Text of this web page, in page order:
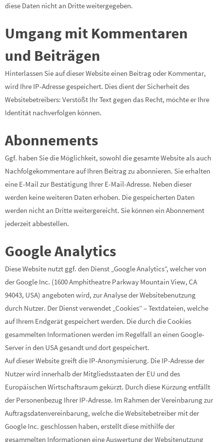
diese Daten nicht an Dritte weitergegeben.
Umgang mit Kommentaren
und Beiträgen
Hinterlassen Sie auf dieser Website einen Beitrag oder Kommentar,
wird Ihre IP-Adresse gespeichert. Dies dient der Sicherheit des
Websitebetreibers: Verstößt Ihr Text gegen das Recht, möchte er Ihre
Identität nachverfolgen können.
Abonnements
Ggf. haben Sie die Möglichkeit, sowohl die gesamte Website als auch
Nachfolgekommentare auf Ihren Beitrag zu abonnieren. Sie erhalten
eine E-Mail zur Bestätigung Ihrer E-Mail-Adresse. Neben dieser
werden keine weiteren Daten erhoben. Die gespeicherten Daten
werden nicht an Dritte weitergereicht. Sie können ein Abonnement
jederzeit abbestellen.
Google Analytics
Diese Website nutzt ggf. den Dienst „Google Analytics“, welcher von
der Google Inc. (1600 Amphitheatre Parkway Mountain View, CA
94043, USA) angeboten wird, zur Analyse der Websitebenutzung
durch Nutzer. Der Dienst verwendet „Cookies“ – Textdateien, welche
auf Ihrem Endgerät gespeichert werden. Die durch die Cookies
gesammelten Informationen werden im Regelfall an einen Google-
Server in den USA gesandt und dort gespeichert.
Auf dieser Website greift die IP-Anonymisierung. Die IP-Adresse der
Nutzer wird innerhalb der Mitgliedsstaaten der EU und des
Europäischen Wirtschaftsraum gekürzt. Durch diese Kürzung entfällt
der Personenbezug Ihrer IP-Adresse. Im Rahmen der Vereinbarung zur
Auftragsdatenvereinbarung, welche die Websitebetreiber mit der
Google Inc. geschlossen haben, erstellt diese mithilfe der
gesammelten Informationen eine Auswertung der Websitenutzung